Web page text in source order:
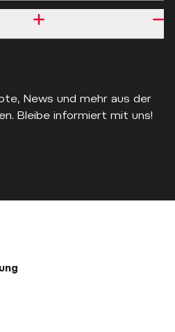
News und mehr aus der
Bleibe informiert mit uns!